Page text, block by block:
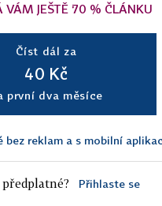
VÁM JEŠTĚ 70 % ČLÁNKU
Číst dál za
40 Kč
první dva měsíce
bez reklam a s mobilní
Přihlaste se